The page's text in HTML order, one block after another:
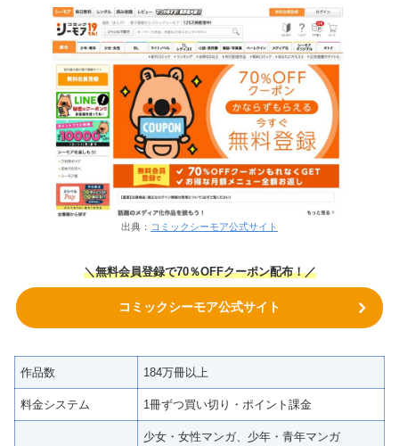
出典： コミックシーモア公式サイト
＼無料会員登録で70％OFFクーポン配布！／
コミックシーモア公式サイト
作品数 184万冊以上
料金システム 1冊ずつ買い切り・ポイント課金
少女・女性マンガ、少年・青年マンガ